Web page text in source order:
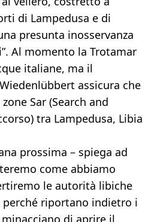
di Lampedusa e di
presunta inosservanza
Al momento la Trotamar
italiane, ma il
assicura che
Sar (Search and
tra Lampedusa, Libia
prossima – spiega ad
come abbiamo
le autorità libiche
riportano indietro i
di aprire il